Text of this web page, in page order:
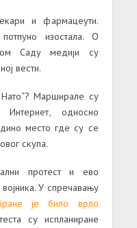
и фармацеути.
изостала. О
Саду медији су
вести.
Марширале су
односно
место где су се
скупа.
протест и ево
У спречавању
је било врло
су испланиране